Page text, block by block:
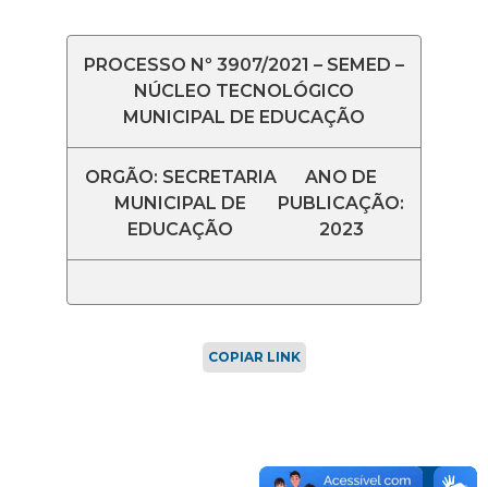
PROCESSO Nº 3907/2021 – SEMED –
NÚCLEO TECNOLÓGICO
MUNICIPAL DE EDUCAÇÃO
ORGÃO: SECRETARIA
MUNICIPAL DE
EDUCAÇÃO
ANO DE
PUBLICAÇÃO:
2023
COPIAR LINK